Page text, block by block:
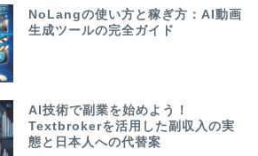
NoLangの使い方と稼ぎ方：AI動画
生成ツールの完全ガイド
AI技術で副業を始めよう！
Textbrokerを活用した副収入の実
態と日本人への代替案